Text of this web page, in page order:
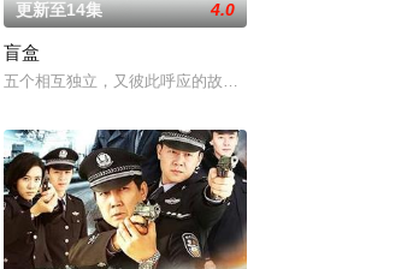
的世家名媛小姐傅
漫画《吾凰在上》。现代少女奚圆（姜贞羽 饰）因意
更新至14集 4.0
盲盒
五个相互独立，又彼此呼应的故事——用一场精心策划的“